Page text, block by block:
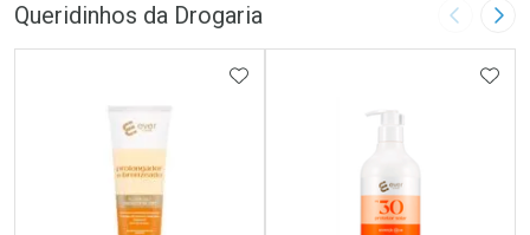
Queridinhos da Drogaria Imagem
ADICIONAR AOS FAVORITOS